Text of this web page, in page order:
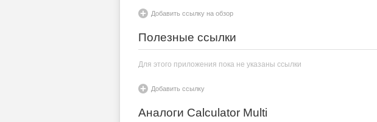
Добавить ссылку на обзор
Полезные ссылки
Для этого приложения пока не указаны ссылки
Добавить ссылку
Аналоги Calculator Multi